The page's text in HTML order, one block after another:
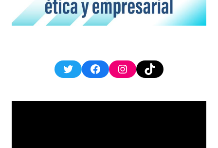
TwitterFacebookInstagram
TikTok